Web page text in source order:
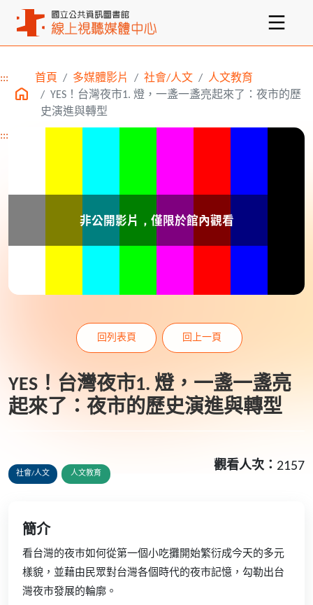
主要內容區塊
::: 首頁 多媒體影片 社會/人文
人文教育
YES！台灣夜市1. 燈，一盞一盞亮起來了：夜市的歷
史演進與轉型
:::
YES！台灣夜市1. 燈，一盞一盞亮
起來了：夜市的歷史演進與轉型
回列表頁 回上一頁
社會/人文 人文教育
觀看人次： 2157
簡介
看台灣的夜巿如何從第一個小吃攤開始繁衍成今天的多元
樣貌，並藉由民眾對台灣各個時代的夜市記憶，勾勒出台
灣夜市發展的輪廓。